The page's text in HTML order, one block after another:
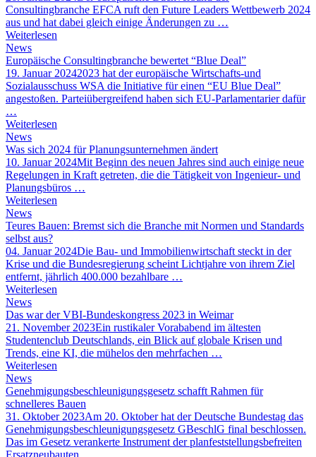
Consultingbranche EFCA ruft den Future Leaders Wettbewerb 2024
aus und hat dabei gleich einige Änderungen zu …
Weiterlesen
News
Europäische Consultingbranche bewertet “Blue Deal”
19. Januar 20242023 hat der europäische Wirtschafts-und
Sozialausschuss WSA die Initiative für einen “EU Blue Deal”
angestoßen. Parteiübergreifend haben sich EU-Parlamentarier dafür
…
Weiterlesen
News
Was sich 2024 für Planungsunternehmen ändert
10. Januar 2024Mit Beginn des neuen Jahres sind auch einige neue
Regelungen in Kraft getreten, die die Tätigkeit von Ingenieur- und
Planungsbüros …
Weiterlesen
News
Teures Bauen: Bremst sich die Branche mit Normen und Standards
selbst aus?
04. Januar 2024Die Bau- und Immobilienwirtschaft steckt in der
Krise und die Bundesregierung scheint Lichtjahre von ihrem Ziel
entfernt, jährlich 400.000 bezahlbare …
Weiterlesen
News
Das war der VBI-Bundeskongress 2023 in Weimar
21. November 2023Ein rustikaler Vorababend im ältesten
Studentenclub Deutschlands, ein Blick auf globale Krisen und
Trends, eine KI, die mühelos den mehrfachen …
Weiterlesen
News
Genehmigungsbeschleunigungsgesetz schafft Rahmen für
schnelleres Bauen
31. Oktober 2023Am 20. Oktober hat der Deutsche Bundestag das
Genehmigungsbeschleunigungsgesetz GBeschlG final beschlossen.
Das im Gesetz verankerte Instrument der planfeststellungsbefreiten
Ersatzneubauten …